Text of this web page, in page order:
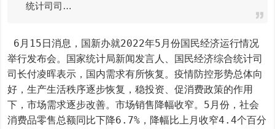
统计司司…
举行发布会。国家统计局新闻发言人、国民经济综合统计司
司长付凌晖表示，国内需求有所恢复。疫情防控形势总体向
好，生产生活秩序逐步恢复，稳投资、促消费政策的作用
下，市场需求逐步改善。市场销售降幅收窄。5月份，社会
消费品零售总额同比下降6.7%，降幅比上月收窄4.4个百分